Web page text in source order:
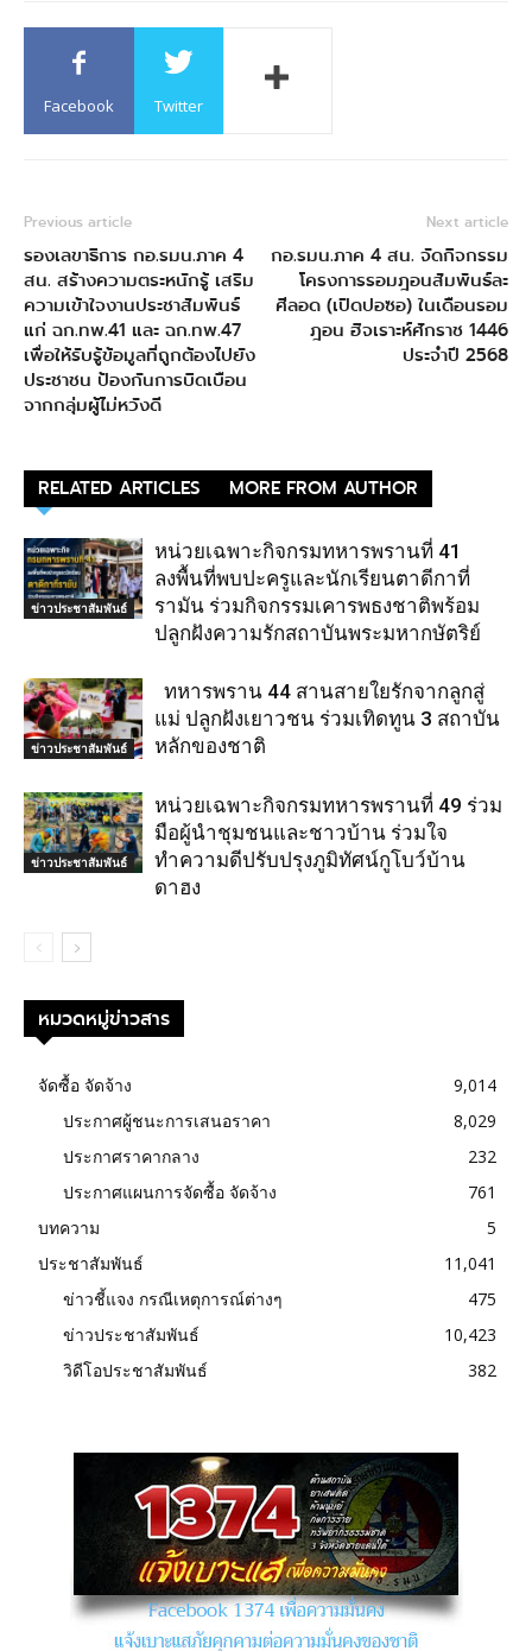
Facebook Twitter
Previous article
รองเลขาธิการ กอ.รมน.ภาค 4
สน. สร้างความตระหนักรู้ เสริม
ความเข้าใจงานประชาสัมพันธ์
แก่ ฉก.ทพ.41 และ ฉก.ทพ.47
เพื่อให้รับรู้ข้อมูลที่ถูกต้องไปยัง
ประชาชน ป้องกันการบิดเบือน
จากกลุ่มผู้ไม่หวังดี
Next article
กอ.รมน.ภาค 4 สน. จัดกิจกรรม
โครงการรอมฎอนสัมพันธ์ละ
ศีลอด (เปิดปอซอ) ในเดือนรอม
ฎอน ฮิจเราะห์ศักราช 1446
ประจำปี 2568
RELATED ARTICLES MORE FROM AUTHOR
ข่าวประชาสัมพันธ์
หน่วยเฉพาะกิจกรมทหารพรานที่ 41
ลงพื้นที่พบปะครูและนักเรียนตาดีกาที่
รามัน ร่วมกิจกรรมเคารพธงชาติพร้อม
ปลูกฝังความรักสถาบันพระมหากษัตริย์
ข่าวประชาสัมพันธ์
ทหารพราน 44 สานสายใยรักจากลูกสู่
แม่ ปลูกฝังเยาวชน ร่วมเทิดทูน 3 สถาบัน
หลักของชาติ
ข่าวประชาสัมพันธ์
หน่วยเฉพาะกิจกรมทหารพรานที่ 49 ร่วม
มือผู้นำชุมชนและชาวบ้าน ร่วมใจ
ทำความดีปรับปรุงภูมิทัศน์กูโบว์บ้าน
ดาฮง
หมวดหมู่ข่าวสาร
จัดซื้อ จัดจ้าง
9,014
ประกาศผู้ชนะการเสนอราคา
8,029
ประกาศราคากลาง
232
ประกาศแผนการจัดซื้อ จัดจ้าง
761
บทความ
5
ประชาสัมพันธ์
11,041
ข่าวชี้แจง กรณีเหตุการณ์ต่างๆ
475
ข่าวประชาสัมพันธ์
10,423
วิดีโอประชาสัมพันธ์
382